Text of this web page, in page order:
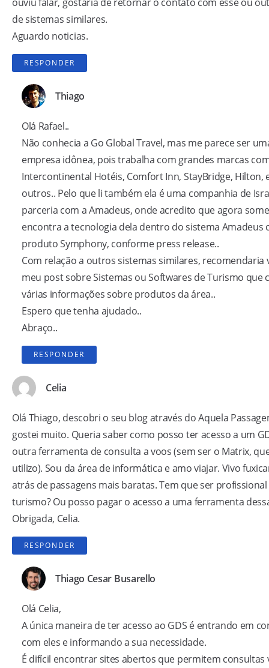
de sistemas similares.
Aguardo noticias.
RESPONDER
Thiago
Olá Rafael..
Não conhecia a Go Global Travel, mas me parece ser
empresa idônea, pois trabalha com grandes marcas
Intercontinental Hotéis, Comfort Inn, StayBridge, Hilton,
outros.. Pelo que li também ela é uma companhia de
parceria com a Amadeus, onde acredito que agora
encontra a tecnologia dela dentro do sistema Amadeus
produto Symphony, conforme press release..
Com relação a outros sistemas similares, recomendaria
meu post sobreSistemas ou Softwares de Turismo que
várias informações sobre produtos da área..
Espero que tenha ajudado..
Abraço..
RESPONDER
Celia
Olá Thiago, descobri o seu blog através do Aquela
gostei muito. Queria saber como posso ter acesso a um
outra ferramenta de consulta a voos (sem ser o Matrix,
utilizo). Sou da área de informática e amo viajar. Vivo
atrás de passagens mais baratas. Tem que ser
turismo? Ou posso pagar o acesso a uma ferramenta
Obrigada, Celia.
RESPONDER
Thiago Cesar Busarello
Olá Celia,
A única maneira de ter acesso ao GDS é entrando em
com eles e informando a sua necessidade.
É difícil encontrar sites abertos que permitem consultas